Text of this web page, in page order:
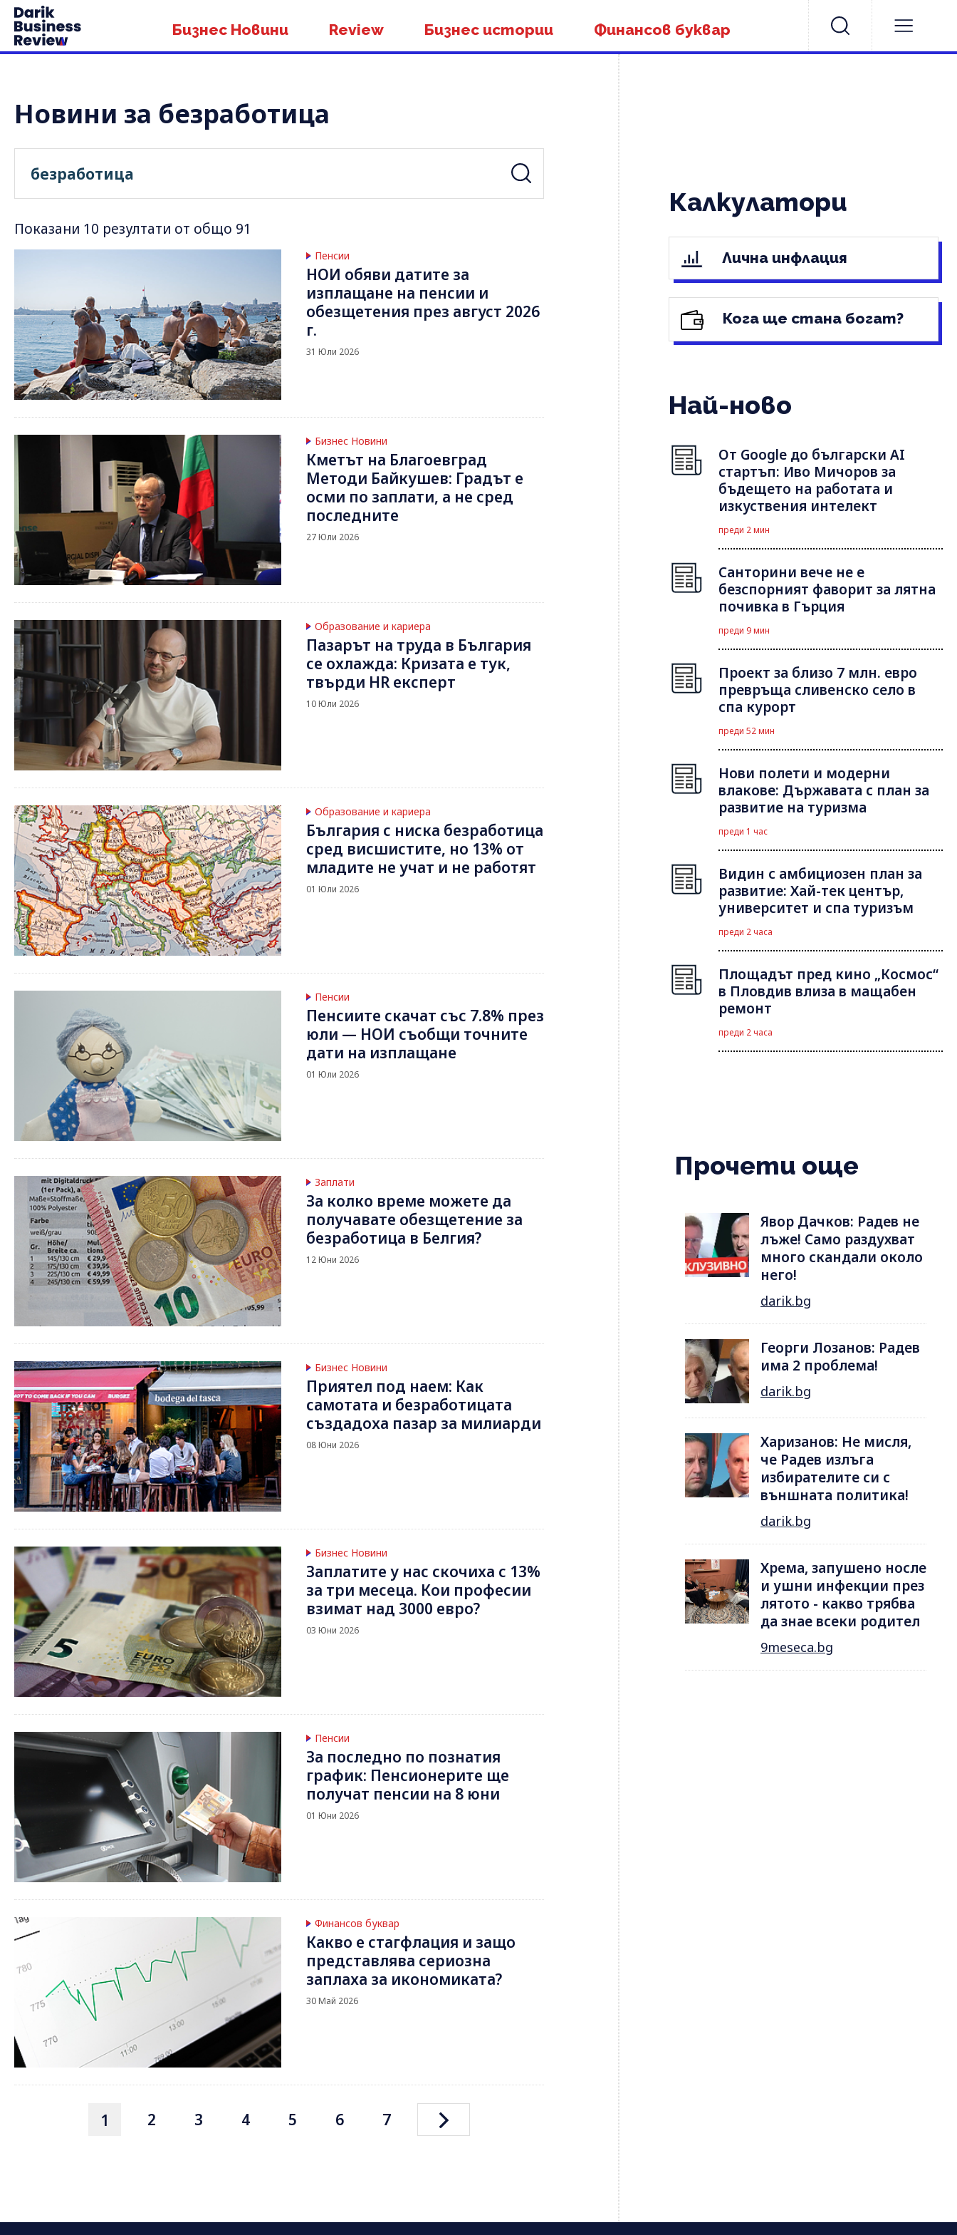
Бизнес Новини Review Бизнес истории Финансов буквар
Новини за безработица
Показани 10 резултати от общо 91
Пенсии
НОИ обяви датите за
изплащане на пенсии и
обезщетения през август 2026
г.
31 Юли 2026
Бизнес Новини
Кметът на Благоевград
Методи Байкушев: Градът е
осми по заплати, а не сред
последните
27 Юли 2026
Образование и кариера
Пазарът на труда в България
се охлажда: Кризата е тук,
твърди HR експерт
10 Юли 2026
Образование и кариера
България с ниска безработица
сред висшистите, но 13% от
младите не учат и не работят
01 Юли 2026
Пенсии
Пенсиите скачат със 7.8% през
юли — НОИ съобщи точните
дати на изплащане
01 Юли 2026
Заплати
За колко време можете да
получавате обезщетение за
безработица в Белгия?
12 Юни 2026
Бизнес Новини
Приятел под наем: Как
самотата и безработицата
създадоха пазар за милиарди
08 Юни 2026
Бизнес Новини
Заплатите у нас скочиха с 13%
за три месеца. Кои професии
взимат над 3000 евро?
03 Юни 2026
Пенсии
За последно по познатия
график: Пенсионерите ще
получат пенсии на 8 юни
01 Юни 2026
Финансов буквар
Какво е стагфлация и защо
представлява сериозна
заплаха за икономиката?
30 Май 2026
1 2 3 4 5 6 7
Калкулатори
Лична инфлация
Кога ще стана богат?
Най-ново
От Google до български AI
стартъп: Иво Мичоров за
бъдещето на работата и
изкуствения интелект
преди 2 мин
Санторини вече не е
безспорният фаворит за лятна
почивка в Гърция
преди 9 мин
Проект за близо 7 млн. евро
превръща сливенско село в
спа курорт
преди 52 мин
Нови полети и модерни
влакове: Държавата с план за
развитие на туризма
преди 1 час
Видин с амбициозен план за
развитие: Хай-тек център,
университет и спа туризъм
преди 2 часа
Площадът пред кино „Космос“
в Пловдив влиза в мащабен
ремонт
преди 2 часа
Прочети още
Явор Дачков: Радев не
лъже! Само раздухват
много скандали около
него!
darik.bg
Георги Лозанов: Радев
има 2 проблема!
darik.bg
Харизанов: Не мисля,
че Радев излъга
избирателите си с
външната политика!
darik.bg
Хрема, запушено носле
и ушни инфекции през
лятотo - какво трябва
да знае всеки родител
9meseca.bg